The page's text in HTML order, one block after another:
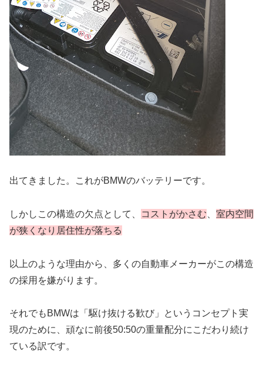
出てきました。これがBMWのバッテリーです。
しかしこの構造の欠点として、 コストがかさむ
室内空間
が狭くなり居住性が落ちる
以上のような理由から、多くの自動車メーカーがこの構造
の採用を嫌がります。
それでもBMWは「駆け抜ける歓び」というコンセプト実
現のために、頑なに前後50:50の重量配分にこだわり続け
ている訳です。